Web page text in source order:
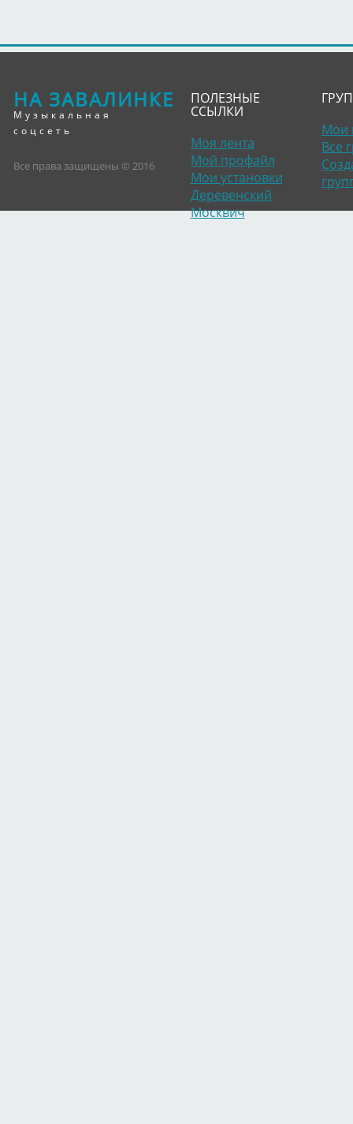
НА ЗАВАЛИНКЕ
Музыкальная
соцсеть
Все права защищены © 2016
ПОЛЕЗНЫЕ
ССЫЛКИ
Моя лента
Мой профайл
Мои установки
Деревенский
Москвич
Мои
Все